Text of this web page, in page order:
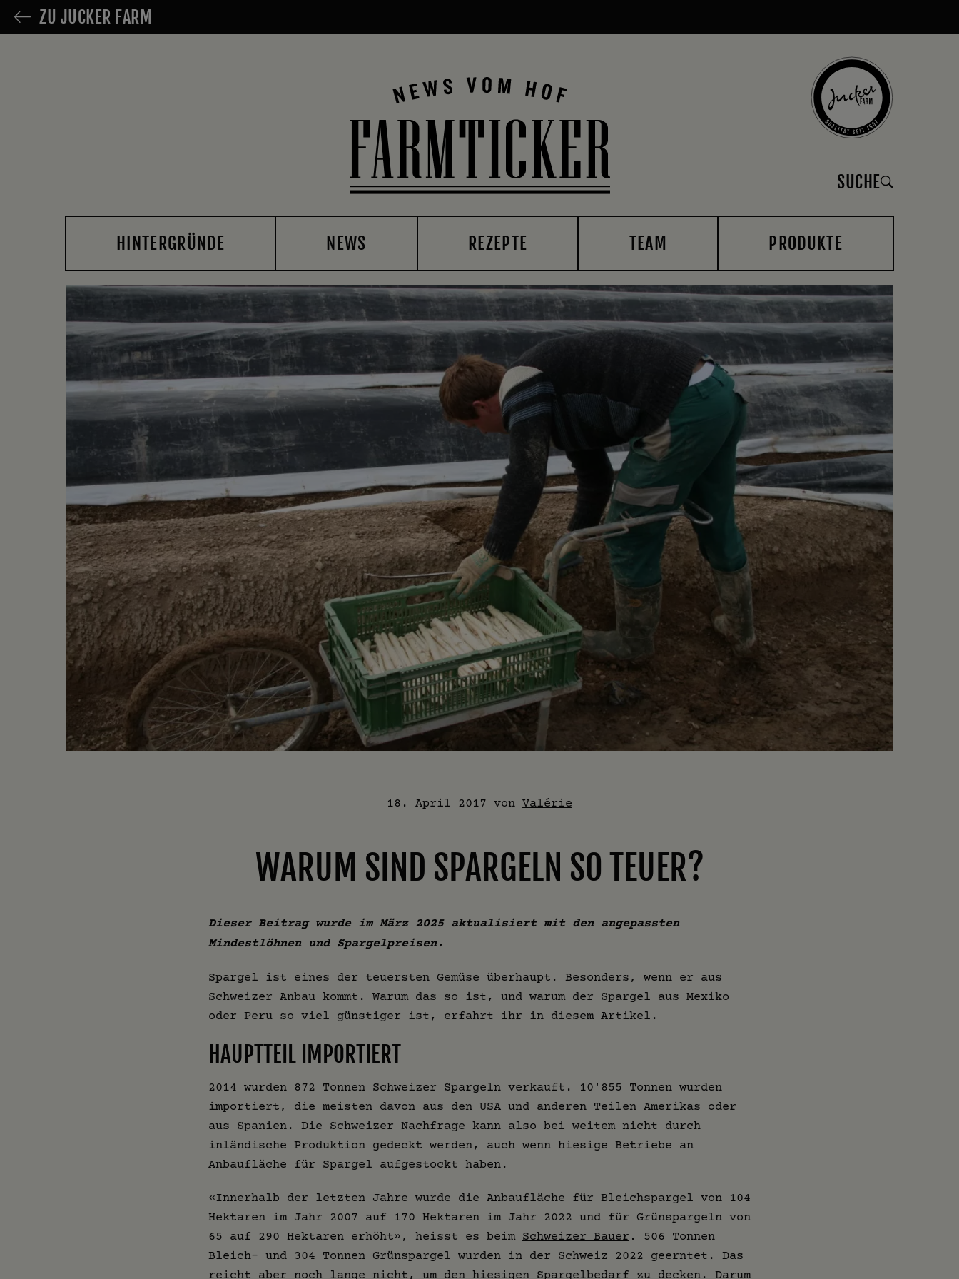
ZU JUCKER FARM
SUCHE
HINTERGRÜNDE NEWS REZEPTE TEAM PRODUKTE
18. April 2017 von Valérie
WARUM SIND SPARGELN SO TEUER?
Dieser Beitrag wurde im März 2025 aktualisiert mit den angepassten
Mindestlöhnen und Spargelpreisen.
Spargel ist eines der teuersten Gemüse überhaupt. Besonders, wenn er aus
Schweizer Anbau kommt. Warum das so ist, und warum der Spargel aus Mexiko
oder Peru so viel günstiger ist, erfahrt ihr in diesem Artikel.
HAUPTTEIL IMPORTIERT
2014 wurden 872 Tonnen Schweizer Spargeln verkauft. 10'855 Tonnen wurden
importiert, die meisten davon aus den USA und anderen Teilen Amerikas oder
aus Spanien. Die Schweizer Nachfrage kann also bei weitem nicht durch
inländische Produktion gedeckt werden, auch wenn hiesige Betriebe an
Anbaufläche für Spargel aufgestockt haben.
«Innerhalb der letzten Jahre wurde die Anbaufläche für Bleichspargel von 104
Hektaren im Jahr 2007 auf 170 Hektaren im Jahr 2022 und für Grünspargeln von
65 auf 290 Hektaren erhöht», heisst es beim Schweizer Bauer . 506 Tonnen
Bleich- und 304 Tonnen Grünspargel wurden in der Schweiz 2022 geerntet. Das
reicht aber noch lange nicht, um den hiesigen Spargelbedarf zu decken. Darum